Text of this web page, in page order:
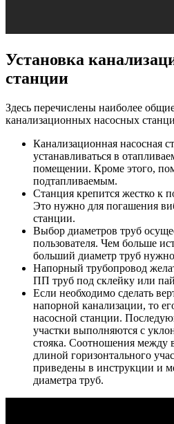
Установка
станции
Здесь перечислены наиболее
канализационных насосных
Канализационная насосная
устанавливаться в
помещении. Кроме этого,
подтапливаемым.
Станция крепится жестко к
Это нужно для погашения
станции.
Выбор диаметров труб
пользователя. Чем больше
больший диаметр труб нужно
Напорный трубопровод
ПП труб под склейку или
Если необходимо сделать
напорной канализации, то
насосной станции.
участки выполняются с
стояка. Соотношения между
длиной горизонтального
приведены в инструкции и
диаметра труб.